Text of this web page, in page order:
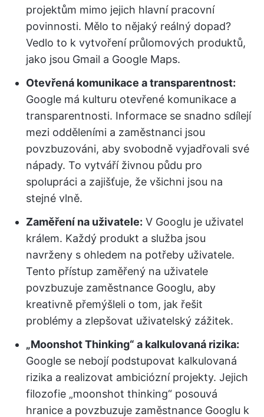
projektům mimo jejich hlavní pracovní
povinnosti. Mělo to nějaký reálný dopad?
Vedlo to k vytvoření průlomových produktů,
jako jsou Gmail a Google Maps.
Otevřená komunikace a transparentnost:
Google má kulturu otevřené komunikace a
transparentnosti. Informace se snadno sdílejí
mezi odděleními a zaměstnanci jsou
povzbuzováni, aby svobodně vyjadřovali své
nápady. To vytváří živnou půdu pro
spolupráci a zajišťuje, že všichni jsou na
stejné vlně.
Zaměření na uživatele: V Googlu je uživatel
králem. Každý produkt a služba jsou
navrženy s ohledem na potřeby uživatele.
Tento přístup zaměřený na uživatele
povzbuzuje zaměstnance Googlu, aby
kreativně přemýšleli o tom, jak řešit
problémy a zlepšovat uživatelský zážitek.
„Moonshot Thinking“ a kalkulovaná rizika:
Google se nebojí podstupovat kalkulovaná
rizika a realizovat ambiciózní projekty. Jejich
filozofie „moonshot thinking“ posouvá
hranice a povzbuzuje zaměstnance Googlu k